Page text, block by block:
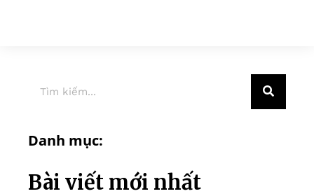
Danh mục:
Bài viết mới nhất